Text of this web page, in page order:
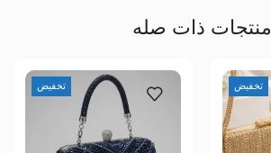
منتجات ذات صله
تخفيض تخفيض